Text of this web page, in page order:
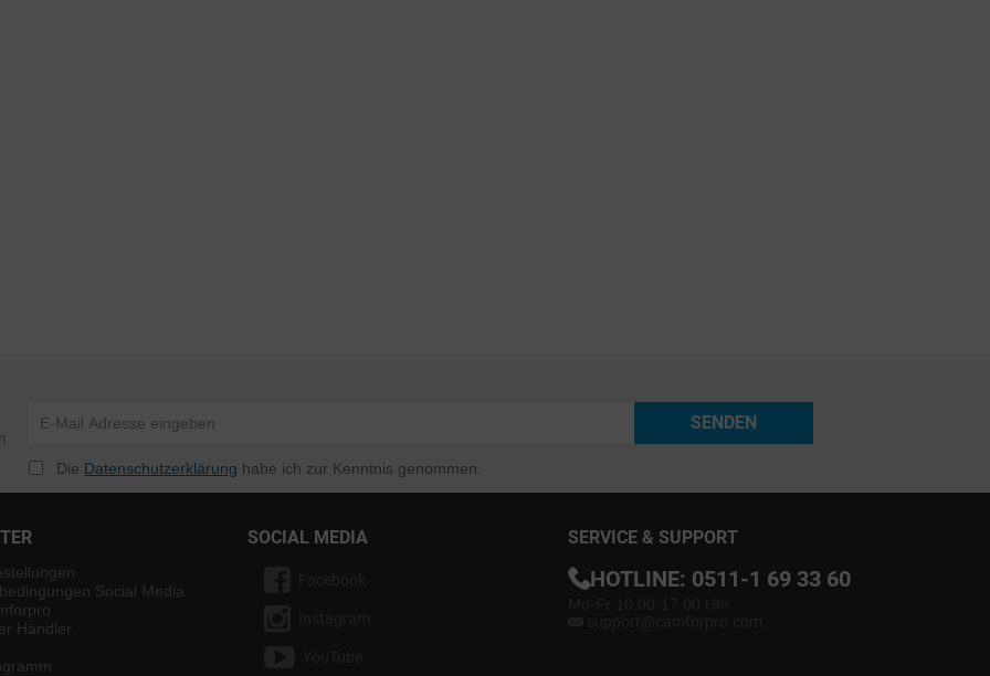
SENDEN
Die Datenschutzerklärung habe ich zur Kenntnis genommen.
Social Media
Händler
SOCIAL MEDIA SERVICE & SUPPORT
HOTLINE: 0511-1 69 33 60